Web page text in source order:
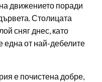
движението поради
Столицата
сняг днес, като
една от най-дебелите
е почистена добре,